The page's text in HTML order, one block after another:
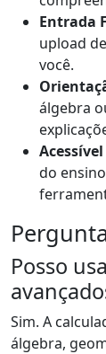
Entrada
upload
você.
álgebra
do
Posso
Sim. A
álgebra,